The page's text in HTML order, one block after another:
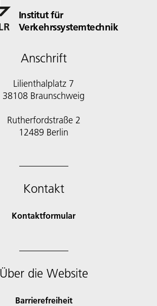
Institut für
Verkehrssystemtechnik
Anschrift
Lilienthalplatz 7
38108 Braunschweig
Rutherfordstraße 2
12489 Berlin
Kontakt
Kontaktformular
Über die Website
Barrierefreiheit